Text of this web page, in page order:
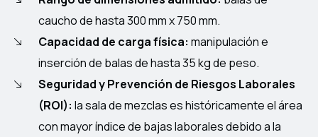
caucho de hasta 300 mm x 750 mm.
Capacidad de carga física: manipulación e
inserción de balas de hasta 35 kg de peso.
Seguridad y Prevención de Riesgos Laborales
(ROI): la sala de mezclas es históricamente el área
con mayor índice de bajas laborales debido a la